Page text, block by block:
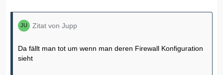
Zitat von Jupp
Da fällt man tot um wenn man deren Firewall Konfiguration
sieht